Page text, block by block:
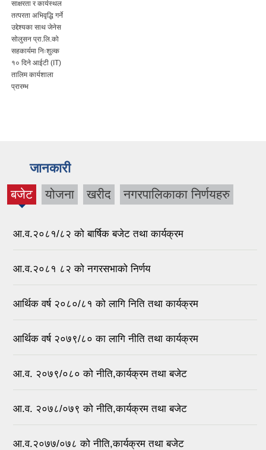
साक्षरता र कार्यस्थल
तत्परता अभिवृद्धि गर्ने
उद्देश्यका साथ जेनेस
सोलुसन प्रा.लि.को
सहकार्यमा निःशुल्क
१० दिने आईटी (IT)
तालिम कार्यशाला
प्रारम्भ
जानकारी
बजेट
(active
योजना खरीद नगरपालिकाका निर्णयहरु
आ.व.२०८१/८२ को बार्षिक बजेट तथा कार्यक्रम
आ.व.२०८१ ८२ को नगरसभाको निर्णय
आर्थिक वर्ष २०८०/८१ को लागि निति तथा कार्यक्रम
आर्थिक वर्ष २०७९/८० का लागि नीति तथा कार्यक्रम
आ.व. २०७९/०८० को नीति,कार्यक्रम तथा बजेट
आ.व. २०७८/०७९ को नीति,कार्यक्रम तथा बजेट
आ.व.२०७७/०७८ को नीति,कार्यक्रम तथा बजेट